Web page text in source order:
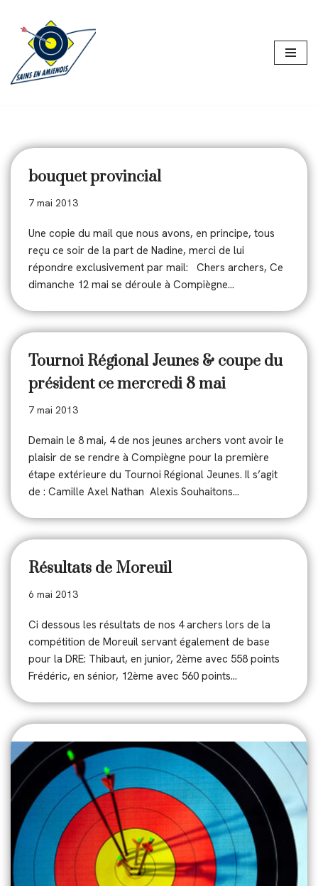
Aller
contenu
bouquet provincial
7 mai 2013
Une copie du mail que nous avons, en principe, tous
reçu ce soir de la part de Nadine, merci de lui
répondre exclusivement par mail: Chers archers, Ce
dimanche 12 mai se déroule à Compiègne…
Tournoi Régional Jeunes & coupe du
président ce mercredi 8 mai
7 mai 2013
Demain le 8 mai, 4 de nos jeunes archers vont avoir le
plaisir de se rendre à Compiègne pour la première
étape extérieure du Tournoi Régional Jeunes. Il s’agit
de : Camille Axel Nathan Alexis Souhaitons…
Résultats de Moreuil
6 mai 2013
Ci dessous les résultats de nos 4 archers lors de la
compétition de Moreuil servant également de base
pour la DRE: Thibaut, en junior, 2ème avec 558 points
Frédéric, en sénior, 12ème avec 560 points…